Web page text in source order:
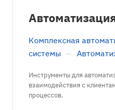
Комплексная
системы —
Инструменты для
взаимодействия с
процессов.